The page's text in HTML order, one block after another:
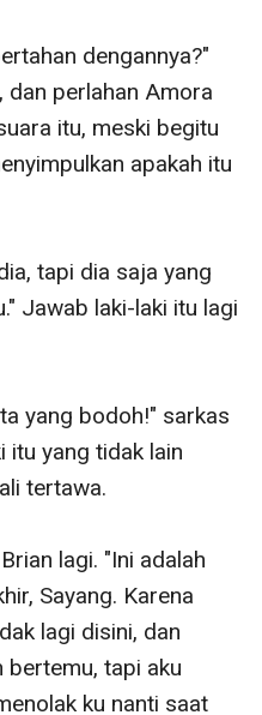
dengannya?"
dan perlahan Amora
itu, meski begitu
apakah itu
tapi dia saja yang
Jawab laki-laki itu lagi
yang bodoh!" sarkas
itu yang tidak lain
tertawa.
lagi. "Ini adalah
Sayang. Karena
lagi disini, dan
bertemu, tapi aku
ku nanti saat